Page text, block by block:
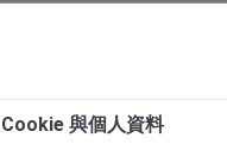
Cookie 與個人資料